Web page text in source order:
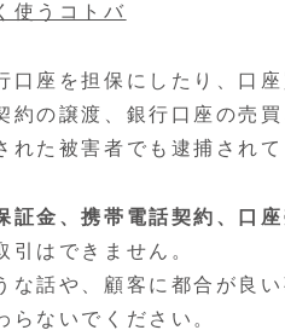
使うコトバ
口座を担保にしたり、口
約の譲渡、銀行口座の売
れた被害者でも逮捕され
証金、携帯電話契約、口座
引はできません。
な話や、顧客に都合が良
らないでください。